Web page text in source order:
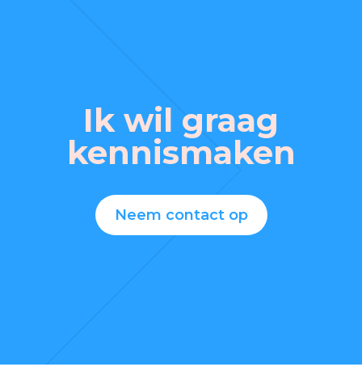
Ik wil graag
kennismaken
Neem contact op